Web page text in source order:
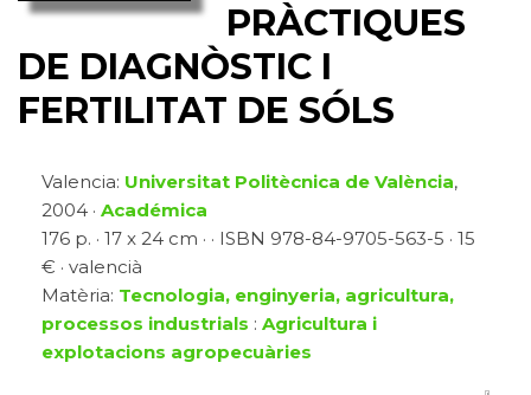
PRÀCTIQUES
DE DIAGNÒSTIC I
FERTILITAT DE SÓLS
Valencia: Universitat Politècnica de València,
2004 · Académica
176 p. · 17 x 24 cm · · ISBN 978-84-9705-563-5 · 15
€ · valencià
Matèria: Tecnologia, enginyeria, agricultura,
processos industrials : Agricultura i
explotacions agropecuàries